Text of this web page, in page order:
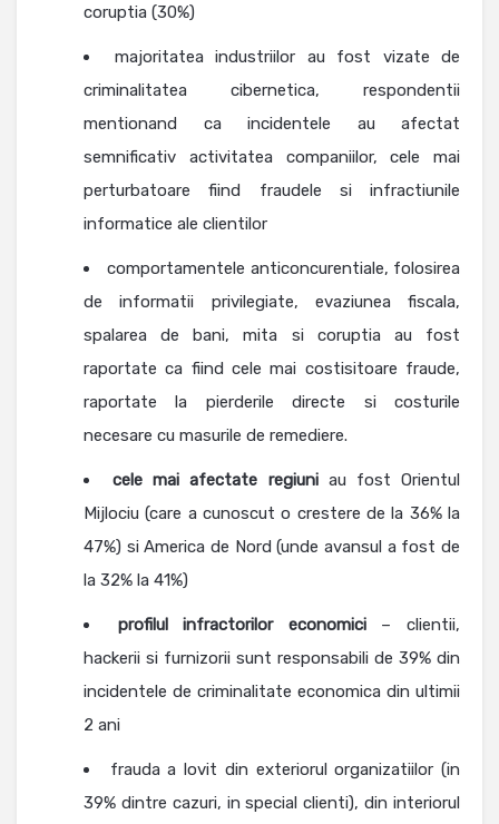
coruptia (30%)
majoritatea industriilor au fost vizate de
criminalitatea cibernetica, respondentii
mentionand ca incidentele au afectat
semnificativ activitatea companiilor, cele mai
perturbatoare fiind fraudele si infractiunile
informatice ale clientilor
comportamentele anticoncurentiale, folosirea
de informatii privilegiate, evaziunea fiscala,
spalarea de bani, mita si coruptia au fost
raportate ca fiind cele mai costisitoare fraude,
raportate la pierderile directe si costurile
necesare cu masurile de remediere.
cele mai afectate regiuniau fost Orientul
Mijlociu (care a cunoscut o crestere de la 36% la
47%) si America de Nord (unde avansul a fost de
la 32% la 41%)
profilul infractorilor economici – clientii,
hackerii si furnizorii sunt responsabili de 39% din
incidentele de criminalitate economica din ultimii
2 ani
frauda a lovit din exteriorul organizatiilor (in
39% dintre cazuri, in special clienti), din interiorul